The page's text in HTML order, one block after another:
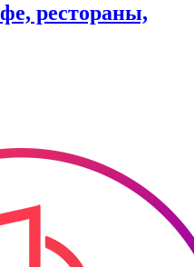
рестораны,